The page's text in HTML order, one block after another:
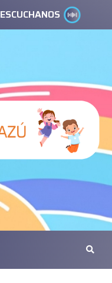
ESCUCHANOS